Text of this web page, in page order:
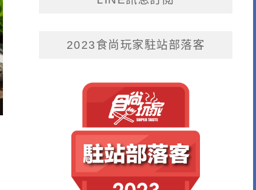
2023食尚玩家駐站部落客